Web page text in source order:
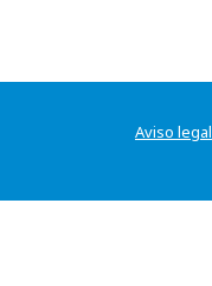
Aviso legal